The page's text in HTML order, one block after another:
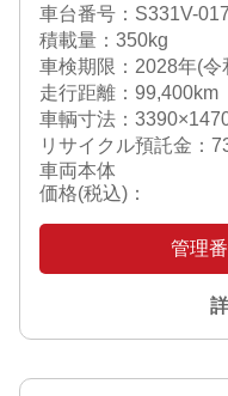
車台番号：S331V-
積載量：350kg
車検期限： 2028年(令
走行距離：99,400km
車輌寸法：
リサイクル預託金：
車両本体
価格(税込)：
管理